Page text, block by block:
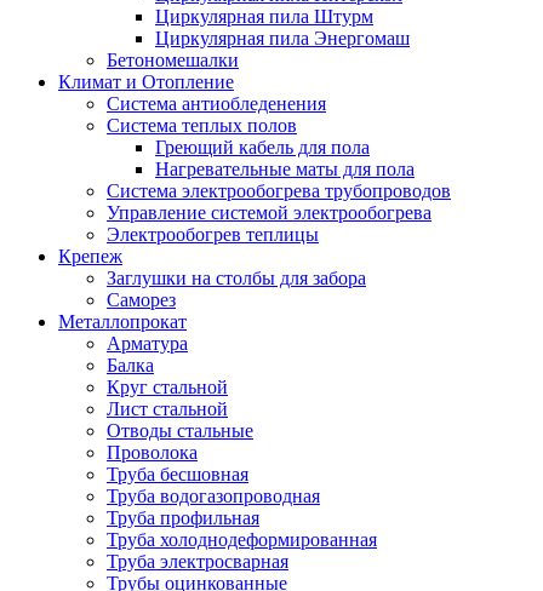
Циркулярная пила Штурм
Циркулярная пила Энергомаш
Бетономешалки
Климат и Отопление
Система антиобледенения
Система теплых полов
Греющий кабель для пола
Нагревательные маты для пола
Система электрообогрева трубопроводов
Управление системой электрообогрева
Электрообогрев теплицы
Крепеж
Заглушки на столбы для забора
Саморез
Металлопрокат
Арматура
Балка
Круг стальной
Лист стальной
Отводы стальные
Проволока
Труба бесшовная
Труба водогазопроводная
Труба профильная
Труба холоднодеформированная
Труба электросварная
Трубы оцинкованные